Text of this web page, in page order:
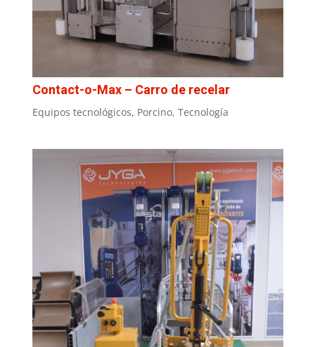
Contact-o-Max – Carro de recelar
Equipos tecnológicos, Porcino, Tecnología